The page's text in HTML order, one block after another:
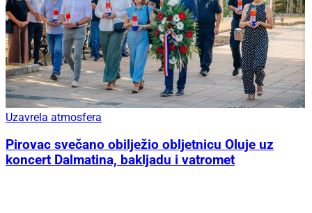
Uzavrela atmosfera
Pirovac svečano obilježio obljetnicu Oluje uz
koncert Dalmatina, bakljadu i vatromet